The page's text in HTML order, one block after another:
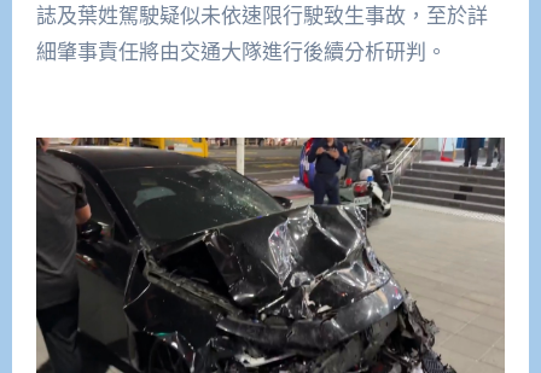
誌及葉姓駕駛疑似未依速限行駛致生事故，至於詳
細肇事責任將由交通大隊進行後續分析研判。